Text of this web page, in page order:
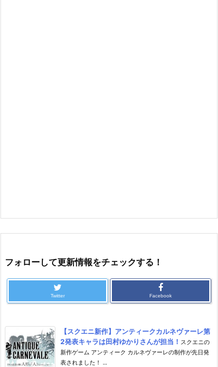
フォローして更新情報をチェックする！
Twitter Facebook
【スクエニ新作】アンティークカルネヴァーレ第
2発表キャラは田村ゆかりさんが担当！ スクエニの
新作ゲーム アンティーク カルネヴァーレの制作が先日発
表されました！ ...